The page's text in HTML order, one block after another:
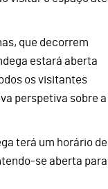
que decorrem
estará aberta
os visitantes
perspetiva sobre a
terá um horário de
se aberta para